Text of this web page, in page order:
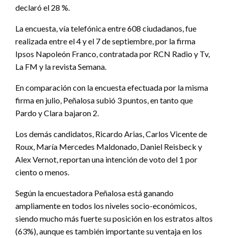
declaró el 28 %.
La encuesta, vía telefónica entre 608 ciudadanos, fue
realizada entre el 4 y el 7 de septiembre, por la firma
Ipsos Napoleón Franco, contratada por RCN Radio y Tv,
La FM y la revista Semana.
En comparación con la encuesta efectuada por la misma
firma en julio, Peñalosa subió 3 puntos, en tanto que
Pardo y Clara bajaron 2.
Los demás candidatos, Ricardo Arias, Carlos Vicente de
Roux, María Mercedes Maldonado, Daniel Reisbeck y
Alex Vernot, reportan una intención de voto del 1 por
ciento o menos.
Según la encuestadora Peñalosa está ganando
ampliamente en todos los niveles socio-económicos,
siendo mucho más fuerte su posición en los estratos altos
(63%), aunque es también importante su ventaja en los